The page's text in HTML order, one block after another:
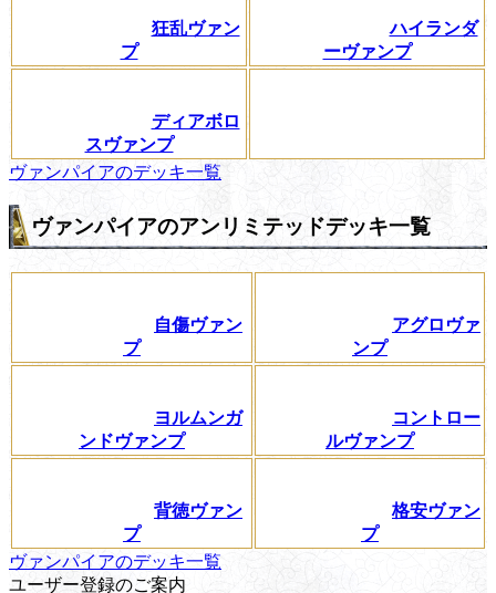
狂乱ヴァン
プ
ハイランダ
ーヴァンプ
ディアボロ
スヴァンプ
ヴァンパイアのデッキ一覧
ヴァンパイアのアンリミテッドデッキ一覧
自傷ヴァン
プ
アグロヴァ
ンプ
ヨルムンガ
ンドヴァンプ
コントロー
ルヴァンプ
背徳ヴァン
プ
格安ヴァン
プ
ヴァンパイアのデッキ一覧
ユーザー登録のご案内